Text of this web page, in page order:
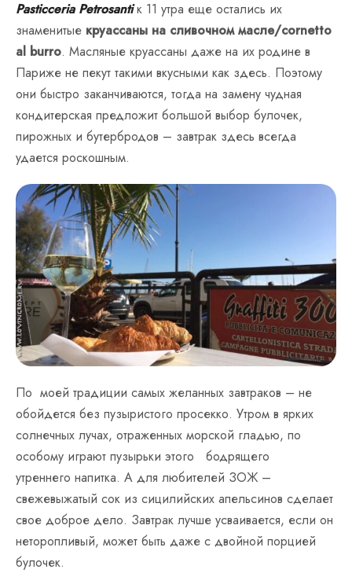
Pasticceria Petrosantiк 11 утра еще остались их
знаменитые круассаны на сливочном масле/cornetto
al burro. Масляные круассаны даже на их родине в
Париже не пекут такими вкусными как здесь. Поэтому
они быстро заканчиваются, тогда на замену чудная
кондитерская предложит большой выбор булочек,
пирожных и бутербродов – завтрак здесь всегда
удается роскошным.
По моей традиции самых желанных завтраков – не
обойдется без пузыристого просекко. Утром в ярких
солнечных лучах, отраженных морской гладью, по
особому играют пузырьки этого бодрящего
утреннего напитка. А для любителей ЗОЖ –
свежевыжатый сок из сицилийских апельсинов сделает
свое доброе дело. Завтрак лучше усваивается, если он
неторопливый, может быть даже с двойной порцией
булочек.